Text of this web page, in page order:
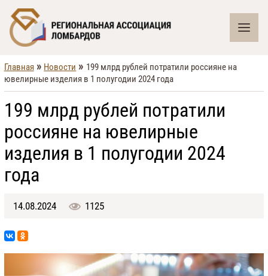
Главная » Новости » 199 млрд рублей потратили россияне на
ювелирные изделия в 1 полугодии 2024 года
199 млрд рублей потратили
россияне на ювелирные
изделия в 1 полугодии 2024
года
14.08.2024 1125